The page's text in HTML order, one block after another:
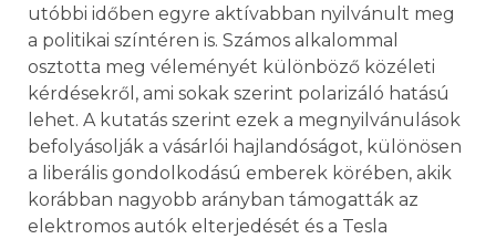
utóbbi időben egyre aktívabban nyilvánult meg
a politikai színtéren is. Számos alkalommal
osztotta meg véleményét különböző közéleti
kérdésekről, ami sokak szerint polarizáló hatású
lehet. A kutatás szerint ezek a megnyilvánulások
befolyásolják a vásárlói hajlandóságot, különösen
a liberális gondolkodású emberek körében, akik
korábban nagyobb arányban támogatták az
elektromos autók elterjedését és a Tesla